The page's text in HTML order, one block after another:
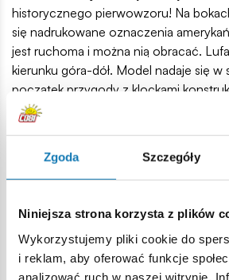
Zgoda Szczegóły
Niniejsza strona korzysta z plików
Wykorzystujemy pliki cookie do
i reklam, aby oferować funkcje
analizować ruch w naszej witrynie.
historycznego pierwowzoru! Na
się nadrukowane oznaczenia
jest ruchoma i można nią obracać.
kierunku góra-dół. Model nadaje się w
początek przygody z klockami
Patton to również ciekawy model i
kolekcjonerów. Zajmuje niewiele
na regale z książkami. Jeżeli jesteś
klockowym konstruktorem, to ten
klocki i buduj historię klocek po klocku!
127 wysokiej jakości elementów,
wyprodukowane w UE przez firmę